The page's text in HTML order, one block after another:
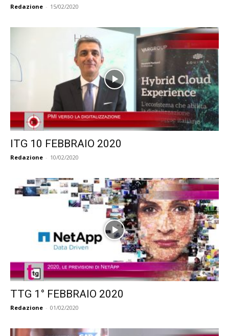
Redazione - 15/02/2020
ITG 10 FEBBRAIO 2020
Redazione - 10/02/2020
TTG 1° FEBBRAIO 2020
Redazione - 01/02/2020